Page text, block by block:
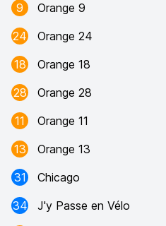
9
Orange 9
24
Orange 24
18
Orange 18
28
Orange 28
11
Orange 11
13
Orange 13
31
Chicago
34
J'y Passe en Vélo